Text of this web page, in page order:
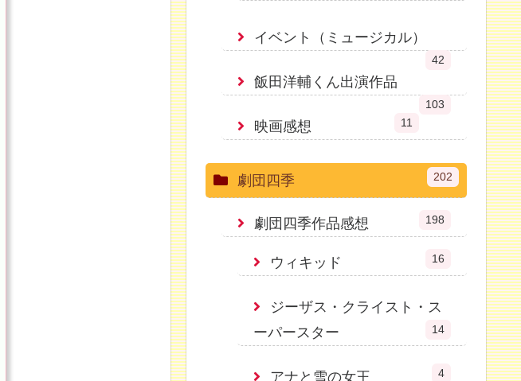
イベント（ミュージカル）
42
飯田洋輔くん出演作品
103
映画感想 11
劇団四季 202
劇団四季作品感想 198
ウィキッド 16
ジーザス・クライスト・ス
ーパースター
14
アナと雪の女王 4